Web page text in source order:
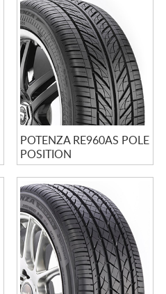
POTENZA RE960AS POLE
POSITION